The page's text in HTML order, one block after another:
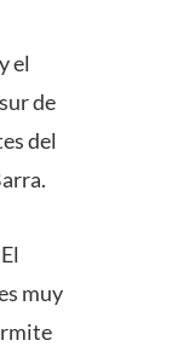
el
de
del
muy